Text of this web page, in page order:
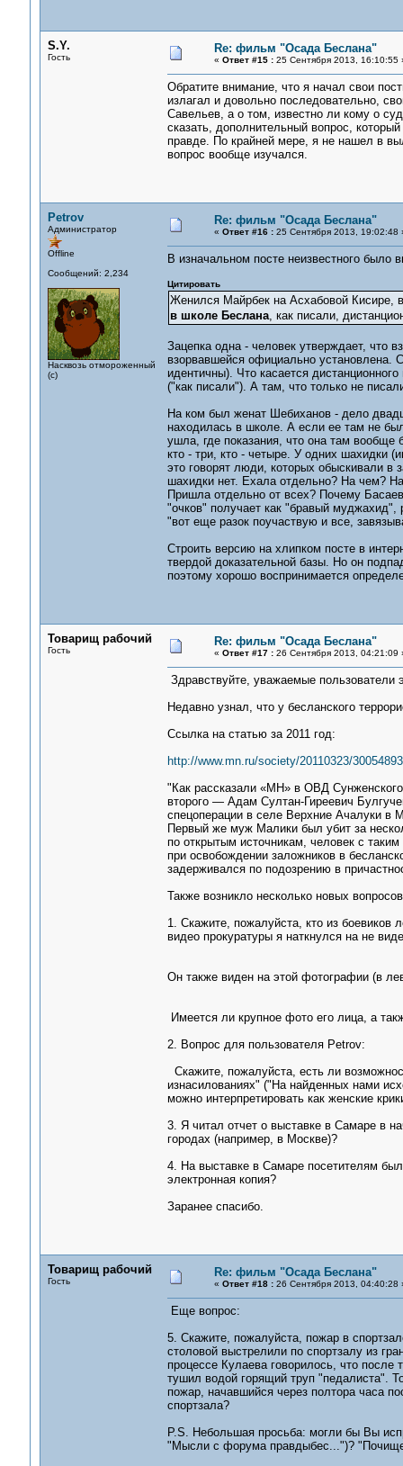
S.Y.
Гость
Re: фильм "Осада Беслана"
« Ответ #15 :25 Сентября 2013, 16:10:55
Обратите внимание, что я начал свои
излагал и довольно последовательно,
Савельев, а о том, известно ли кому о
сказать, дополнительный вопрос,
правде. По крайней мере, я не нашел в
вопрос вообще изучался.
Petrov
Администратор
Offline
Сообщений: 2,234
Насквозь отмороженный
(с)
Re: фильм "Осада Беслана"
« Ответ #16 :25 Сентября 2013, 19:02:48
В изначальном посте неизвестного было
Цитировать
Женился Майрбек на Асхабовой Кисире,
в школе Беслана, как писали,
Зацепка одна - человек утверждает, что
взорвавшейся официально установлена.
идентичны). Что касается
("как писали"). А там, что только не
На ком был женат Шебиханов - дело
находилась в школе. А если ее там не
ушла, где показания, что она там вообще
кто - три, кто - четыре. У одних шахидки
это говорят люди, которых обыскивали в
шахидки нет. Ехала отдельно? На чем?
Пришла отдельно от всех? Почему
"очков" получает как "бравый
"вот еще разок поучаствую и все,
Строить версию на хлипком посте в
твердой доказательной базы. Но он
поэтому хорошо воспринимается
Товарищ рабочий
Гость
Re: фильм "Осада Беслана"
« Ответ #17 :26 Сентября 2013, 04:21:09
Здравствуйте, уважаемые пользователи
Недавно узнал, что у бесланского
Ссылка на статью за 2011 год:
http://www.mn.ru/society/20110323/
"Как рассказали «МН» в ОВД
второго — Адам Султан-Гиреевич
спецоперации в селе Верхние Ачалуки в
Первый же муж Малики был убит за
по открытым источникам, человек с
при освобождении заложников в
задерживался по подозрению в
Также возникло несколько новых
1. Скажите, пожалуйста, кто из боевиков
видео прокуратуры я наткнулся на не
Он также виден на этой фотографии (в
Имеется ли крупное фото его лица, а
2. Вопрос для пользователя Petrov:
Скажите, пожалуйста, есть ли
изнасилованиях" ("На найденных нами
можно интерпретировать как женские
3. Я читал отчет о выставке в Самаре в
городах (например, в Москве)?
4. На выставке в Самаре посетителям
электронная копия?
Заранее спасибо.
Товарищ рабочий
Гость
Re: фильм "Осада Беслана"
« Ответ #18 :26 Сентября 2013, 04:40:28
Еще вопрос:
5. Скажите, пожалуйста, пожар в
столовой выстрелили по спортзалу из
процессе Кулаева говорилось, что после
тушил водой горящий труп "педалиста".
пожар, начавшийся через полтора часа
спортзала?
P.S. Небольшая просьба: могли бы Вы
"Мысли с форума правдыбес...")?